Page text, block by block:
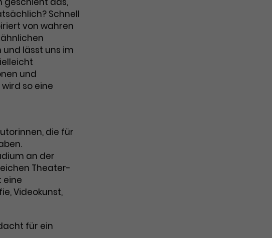
um
die
zu
besser
ob
Schnell
von wahren
lässt uns im
und
so eine
die für
an der
Theater-
eine
Videokunst,
für ein